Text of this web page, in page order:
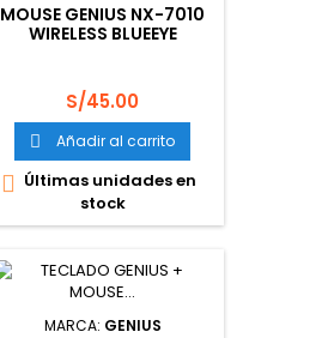
MOUSE GENIUS NX-7010
WIRELESS BLUEEYE
Precio
S/45.00
 Añadir al carrito
 Últimas unidades en
stock
MARCA: GENIUS